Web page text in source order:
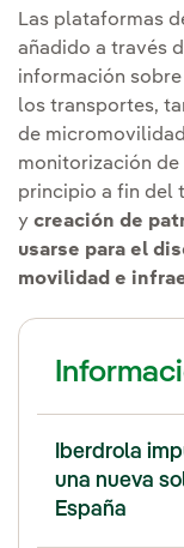
Las plataformas
añadido a través
información
los transportes,
de
monitorización
principio a fin del
y creación de
usarse para el
movilidad e
Iberdrola
una nueva
España